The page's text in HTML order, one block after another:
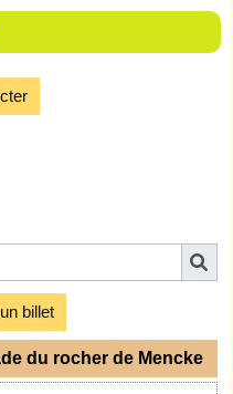
billet
du rocher de Mencke